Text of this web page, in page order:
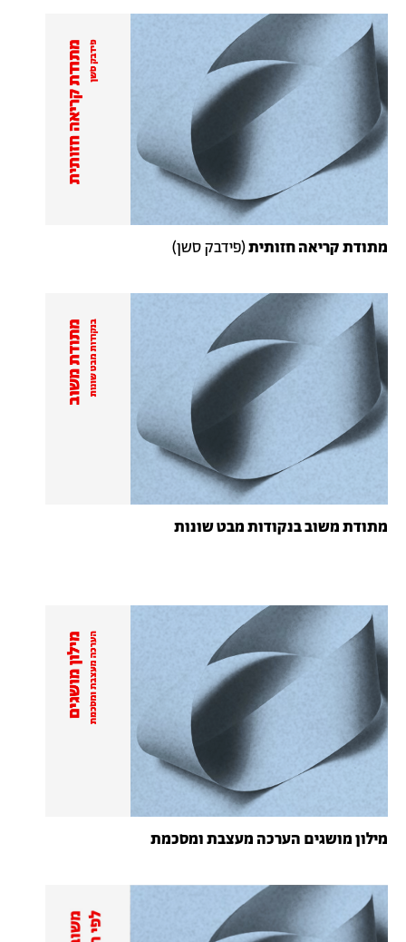
מתודת קריאה חזותית(פידבק סשן)
מתודת משוב בנקודות מבט שונות
מילון מושגים הערכה מעצבת ומסכמת